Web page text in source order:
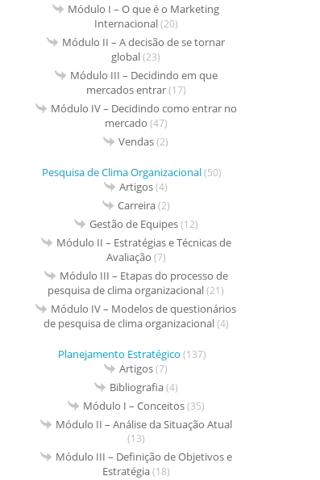
Módulo I – O que é o Marketing
Internacional(20)
Módulo II – A decisão de se tornar
global(23)
Módulo III – Decidindo em que
mercados entrar(17)
Módulo IV – Decidindo como entrar no
mercado (47)
Vendas(2)
Pesquisa de Clima Organizacional(50)
Artigos(4)
Carreira(2)
Gestão de Equipes(12)
Módulo II – Estratégias e Técnicas de
Avaliação (7)
Módulo III – Etapas do processo de
pesquisa de clima organizacional(21)
Módulo IV – Modelos de questionários
de pesquisa de clima organizacional(4)
Planejamento Estratégico (137)
Artigos(7)
Bibliografia(4)
Módulo I – Conceitos(35)
Módulo II – Análise da Situação Atual
(13)
Módulo III – Definição de Objetivos e
Estratégia(18)